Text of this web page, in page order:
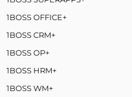
1BOSS OFFICE+
1BOSS CRM+
1BOSS OP+
1BOSS HRM+
1BOSS WM+